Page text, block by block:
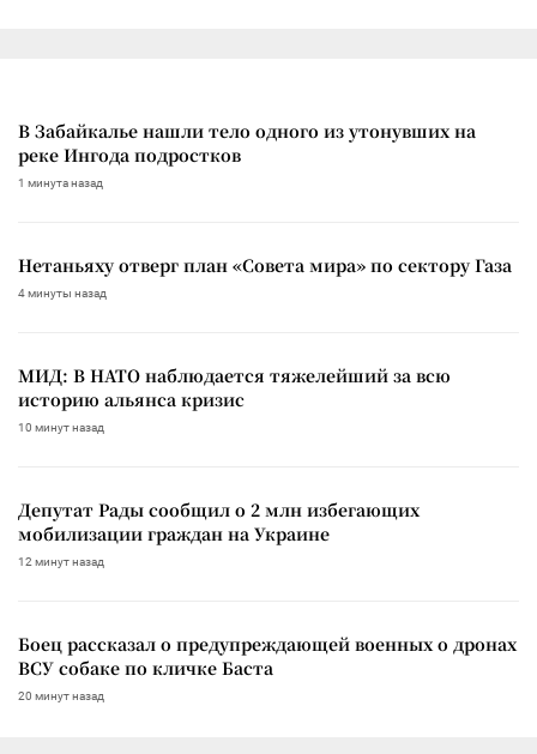
В Забайкалье нашли тело одного из утонувших на
реке Ингода подростков
1 минута назад
Нетаньяху отверг план «Совета мира» по сектору Газа
4 минуты назад
МИД: В НАТО наблюдается тяжелейший за всю
историю альянса кризис
10 минут назад
Депутат Рады сообщил о 2 млн избегающих
мобилизации граждан на Украине
12 минут назад
Боец рассказал о предупреждающей военных о дронах
ВСУ собаке по кличке Баста
20 минут назад